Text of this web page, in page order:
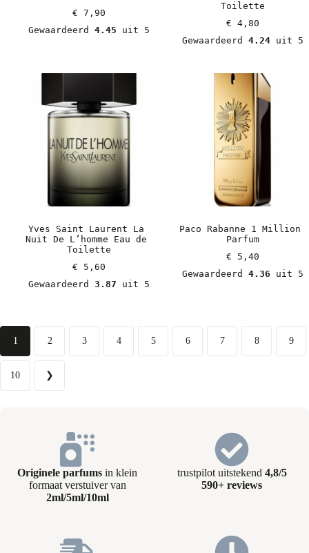
€ 7,90
Gewaardeerd 4.45 uit 5
Toilette
€ 4,80
Gewaardeerd 4.24 uit 5
Yves Saint Laurent La
Nuit De L’homme Eau de
Toilette
€ 5,60
Gewaardeerd 3.87 uit 5
Paco Rabanne 1 Million
Parfum
€ 5,40
Gewaardeerd 4.36 uit 5
1 2 3 4 5 6 7 8 9
10 ❯
Originele parfums in klein
formaat verstuiver van
2ml/5ml/10ml
trustpilot uitstekend 4,8/5
590+ reviews